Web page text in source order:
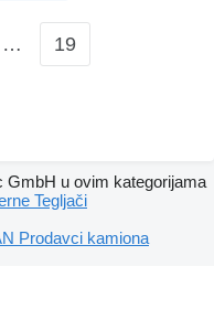
… 19
GmbH u ovim kategorijama
Tegljači
Prodavci kamiona